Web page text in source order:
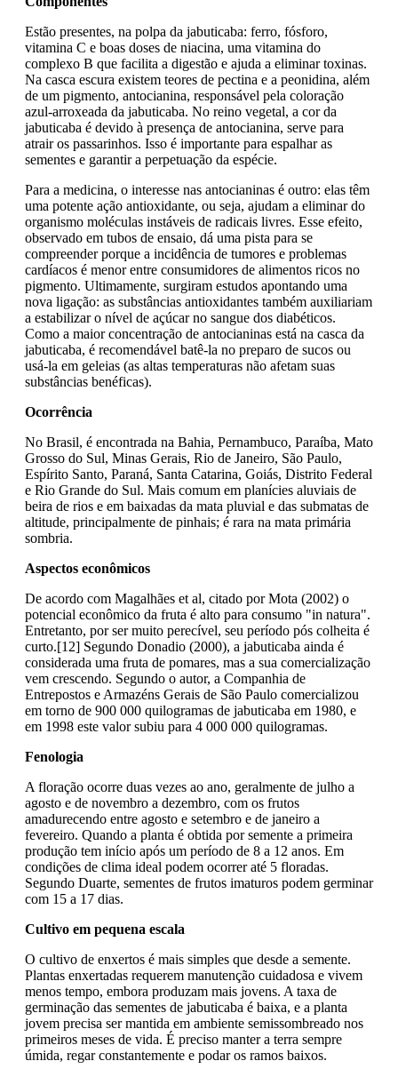
Estão presentes, na polpa da jabuticaba: ferro, fósforo,
vitamina C e boas doses de niacina, uma vitamina do
complexo B que facilita a digestão e ajuda a eliminar toxinas.
Na casca escura existem teores de pectina e a peonidina, além
de um pigmento, antocianina, responsável pela coloração
azul-arroxeada da jabuticaba. No reino vegetal, a cor da
jabuticaba é devido à presença de antocianina, serve para
atrair os passarinhos. Isso é importante para espalhar as
sementes e garantir a perpetuação da espécie.
Para a medicina, o interesse nas antocianinas é outro: elas têm
uma potente ação antioxidante, ou seja, ajudam a eliminar do
organismo moléculas instáveis de radicais livres. Esse efeito,
observado em tubos de ensaio, dá uma pista para se
compreender porque a incidência de tumores e problemas
cardíacos é menor entre consumidores de alimentos ricos no
pigmento. Ultimamente, surgiram estudos apontando uma
nova ligação: as substâncias antioxidantes também auxiliariam
a estabilizar o nível de açúcar no sangue dos diabéticos.
Como a maior concentração de antocianinas está na casca da
jabuticaba, é recomendável batê-la no preparo de sucos ou
usá-la em geleias (as altas temperaturas não afetam suas
substâncias benéficas).
Ocorrência
No Brasil, é encontrada na Bahia, Pernambuco, Paraíba, Mato
Grosso do Sul, Minas Gerais, Rio de Janeiro, São Paulo,
Espírito Santo, Paraná, Santa Catarina, Goiás, Distrito Federal
e Rio Grande do Sul. Mais comum em planícies aluviais de
beira de rios e em baixadas da mata pluvial e das submatas de
altitude, principalmente de pinhais; é rara na mata primária
sombria.
Aspectos econômicos
De acordo com Magalhães et al, citado por Mota (2002) o
potencial econômico da fruta é alto para consumo "in natura".
Entretanto, por ser muito perecível, seu período pós colheita é
curto.[12] Segundo Donadio (2000), a jabuticaba ainda é
considerada uma fruta de pomares, mas a sua comercialização
vem crescendo. Segundo o autor, a Companhia de
Entrepostos e Armazéns Gerais de São Paulo comercializou
em torno de 900 000 quilogramas de jabuticaba em 1980, e
em 1998 este valor subiu para 4 000 000 quilogramas.
Fenologia
A floração ocorre duas vezes ao ano, geralmente de julho a
agosto e de novembro a dezembro, com os frutos
amadurecendo entre agosto e setembro e de janeiro a
fevereiro. Quando a planta é obtida por semente a primeira
produção tem início após um período de 8 a 12 anos. Em
condições de clima ideal podem ocorrer até 5 floradas.
Segundo Duarte, sementes de frutos imaturos podem germinar
com 15 a 17 dias.
Cultivo em pequena escala
O cultivo de enxertos é mais simples que desde a semente.
Plantas enxertadas requerem manutenção cuidadosa e vivem
menos tempo, embora produzam mais jovens. A taxa de
germinação das sementes de jabuticaba é baixa, e a planta
jovem precisa ser mantida em ambiente semissombreado nos
primeiros meses de vida. É preciso manter a terra sempre
úmida, regar constantemente e podar os ramos baixos.